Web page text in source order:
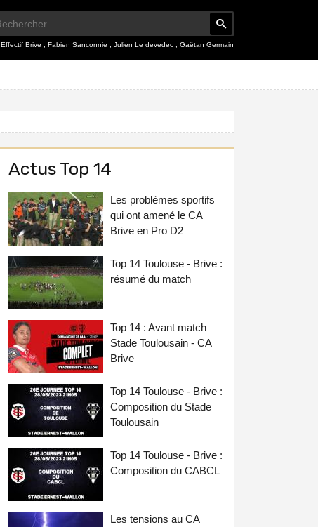
Effectif Brive Fabien Sanconnie Julien Le devedec Gaëtan Germain
Actus Top 14
Les problèmes sportifs
qui ont amené le CA
Brive en Pro D2
Top 14 Toulouse - Brive :
résumé du match
Top 14 : Avant match
Stade Toulousain - CA
Brive
Top 14 Toulouse - Brive :
Composition du Stade
Toulousain
Top 14 Toulouse - Brive :
Composition du CABCL
Les tensions au CA